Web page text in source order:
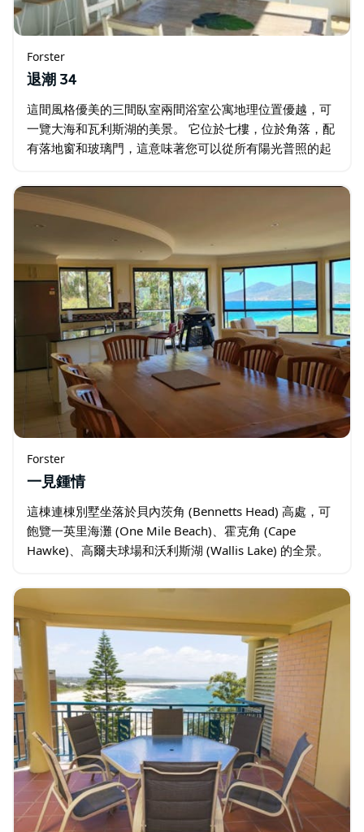
Forster
退潮 34
這間風格優美的三間臥室兩間浴室公寓地理位置優越，可
一覽大海和瓦利斯湖的美景。 它位於七樓，位於角落，配
有落地窗和玻璃門，這意味著您可以從所有陽光普照的起
所需的一切，以實現高端奢華和極致便利…
Forster
一見鍾情
這棟連棟別墅坐落於貝內茨角 (Bennetts Head) 高處，可
飽覽一英里海灘 (One Mile Beach)、霍克角 (Cape
Hawke)、高爾夫球場和沃利斯湖 (Wallis Lake) 的全景。